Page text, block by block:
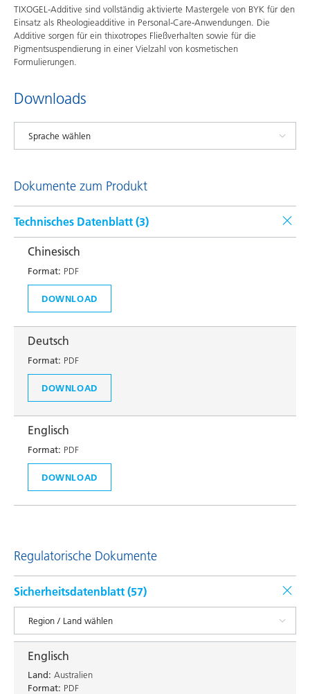
TIXOGEL-Additive sind vollständig aktivierte Mastergele von BYK für den
Einsatz als Rheologieadditive in Personal-Care-Anwendungen. Die
Additive sorgen für ein thixotropes Fließverhalten sowie für die
Pigmentsuspendierung in einer Vielzahl von kosmetischen
Formulierungen.
Downloads
Dokumente zum Produkt
Technisches Datenblatt (3)
Chinesisch
Format: PDF
DOWNLOAD
Deutsch
Format: PDF
DOWNLOAD
Englisch
Format: PDF
DOWNLOAD
Regulatorische Dokumente
Sicherheitsdatenblatt (57)
Englisch
Land: Australien
Format: PDF